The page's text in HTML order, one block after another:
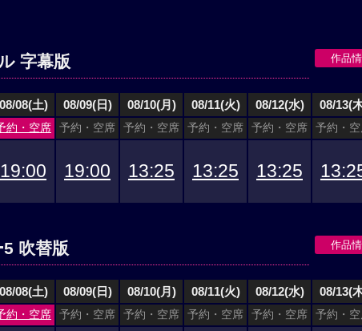
字幕版
08/08(土) 08/09(日) 08/10(月) 08/11(火) 08/12(水) 08/13(
約・空席 予約・空席 予約・空席 予約・空席 予約・空席 予約・
19:00 19:00 13:25 13:25 13:25
作品
吹替版
08/08(土) 08/09(日) 08/10(月) 08/11(火) 08/12(水) 08/13(
約・空席 予約・空席 予約・空席 予約・空席 予約・空席 予約・
作品